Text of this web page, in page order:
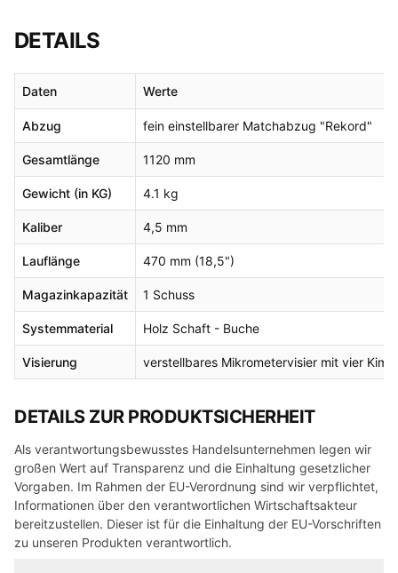
DETAILS
Daten Werte
Abzug fein einstellbarer Matchabzug "Rekord"
Gesamtlänge 1120 mm
Gewicht (in KG) 4.1 kg
Kaliber 4,5 mm
Lauflänge 470 mm (18,5")
Magazinkapazität 1 Schuss
Systemmaterial Holz Schaft - Buche
Visierung verstellbares Mikrometervisier mit vier
DETAILS ZUR PRODUKTSICHERHEIT
Als verantwortungsbewusstes Handelsunternehmen legen wir
großen Wert auf Transparenz und die Einhaltung gesetzlicher
Vorgaben. Im Rahmen der EU-Verordnung sind wir verpflichtet,
Informationen über den verantwortlichen Wirtschaftsakteur
bereitzustellen. Dieser ist für die Einhaltung der EU-Vorschriften
zu unseren Produkten verantwortlich.